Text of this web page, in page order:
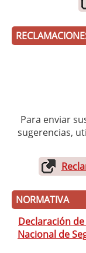
Para enviar
sugerencias,
NORMATIVA
Declaración
Nacional de